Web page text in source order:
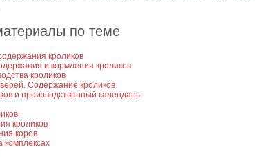
по теме
кроликов
и кормления кроликов
кроликов
Содержание кроликов
и производственный календарь
кроликов
коров
комплексах